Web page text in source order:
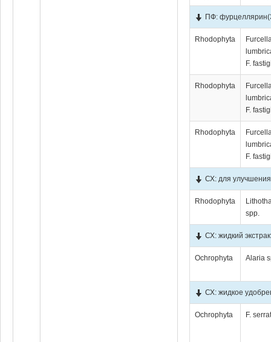
ПФ: фурцеллярин
Rhodophyta
F.
Rhodophyta
F.
Rhodophyta
F.
СХ: для
Rhodophyta
spp.
СХ: жидкий
Ochrophyta Alaria
СХ: жидкое
Ochrophyta F.